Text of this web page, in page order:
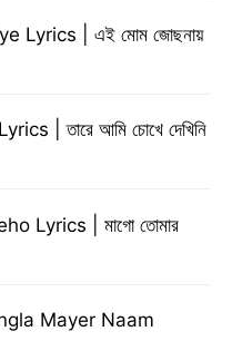
Lyrics | এই মোম জোছনায়
| তারে আমি চোখে দেখিনি
Lyrics | মাগো তোমার
Mayer Naam